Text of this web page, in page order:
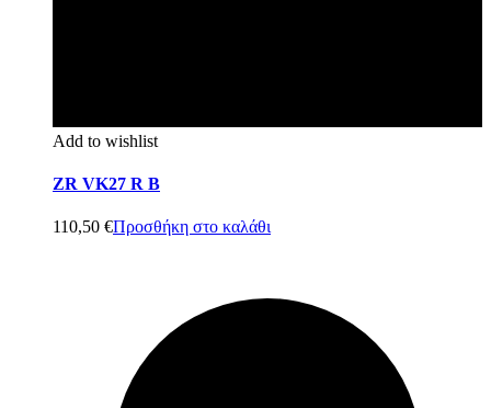
Add to wishlist
ZR VK27 R B
110,50 €Προσθήκη στο καλάθι